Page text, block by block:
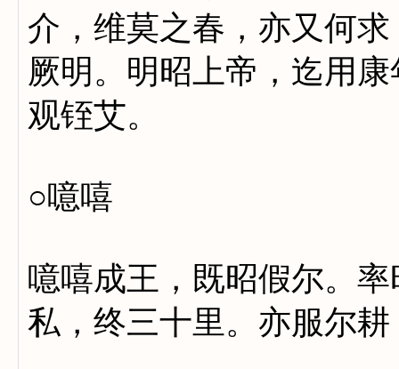
介，维莫之春，亦又何
厥明。明昭上帝，迄用
观铚艾。
○噫嘻
噫嘻成王，既昭假尔。
私，终三十里。亦服尔